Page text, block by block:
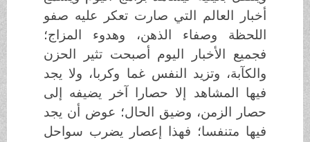
أخبار العالم التي صارت تعكر عليه صفو
اللحظة وصفاء الذهن، وهدوء المزاج؛
فجميع الأخبار اليوم أصبحت تثير الحزن
والكآبة، وتزيد النفس غما وكربا، ولا يجد
فيها المشاهد إلا حصارا آخر يضيفه إلى
حصار الزمن، وضيق الحال؛ عوض أن يجد
فيها متنفسا؛ فهذا إعصار يضرب سواحل